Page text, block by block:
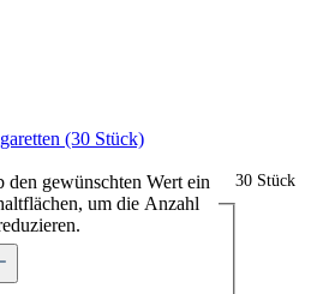
(30 Stück)
30 Stück
gewünschten Wert ein
um die Anzahl